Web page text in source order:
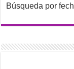
Búsqueda por